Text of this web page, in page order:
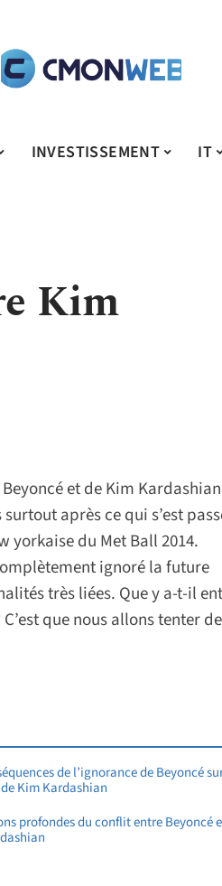
INVESTISSEMENT IT
Kim
et de Kim
après ce qui s’est
yorkaise du Met Ball 2014.
ignoré la future
très liées. Que y a-t-il
que nous allons tenter de
de l’ignorance de Beyoncé
Kim Kardashian
profondes du conflit entre Beyoncé